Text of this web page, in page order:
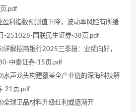
.pdf
利指数预测值下降，波动率风险有所缓
-251028-国联民生证券-38页.pdf
解招商银行2025三季报：业绩向好，
中泰证券-15页.pdf
声龙头构建覆盖全产业链的深海科技解
-21页.pdf
球卫品材料升级红利或逐渐开